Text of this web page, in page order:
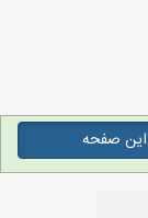
این صفحه